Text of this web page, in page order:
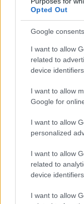
Opted Out
Google consents
I want to allow
related to
device
I want to allow
Google for
I want to allow
personalized
I want to allow
related to
device
I want to allow
a